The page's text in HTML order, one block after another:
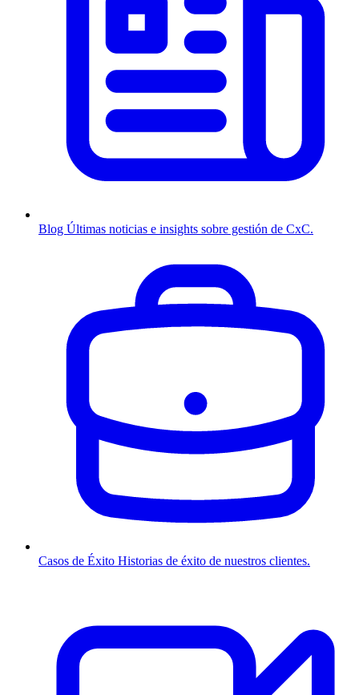
Blog Últimas noticias e insights sobre gestión de CxC.
Casos de Éxito Historias de éxito de nuestros clientes.